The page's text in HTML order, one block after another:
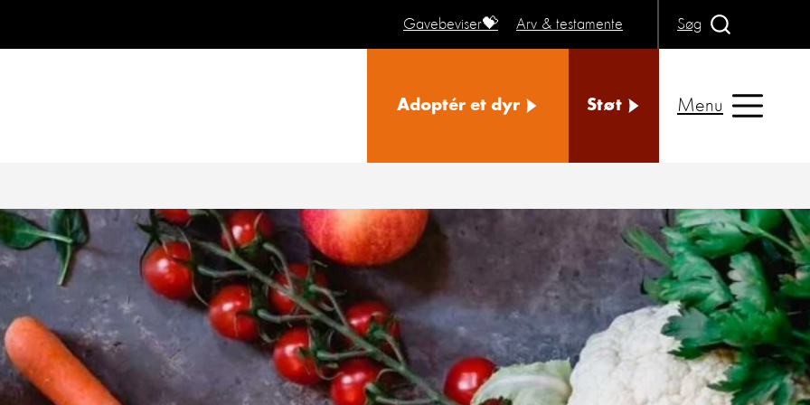
Gavebeviser💝 Arv & testamente Søg
Adoptér et dyr Støt Menu